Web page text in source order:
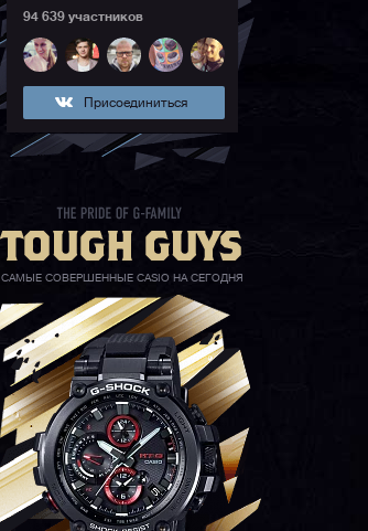
94 639 участников
Присоединиться
САМЫЕ СОВЕРШЕННЫЕ CASIO НА СЕГОДНЯ